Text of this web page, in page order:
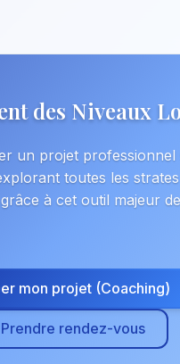
des Niveaux
un projet professionnel
toutes les
à cet outil majeur
mon projet (Coaching)
Prendre rendez-vous